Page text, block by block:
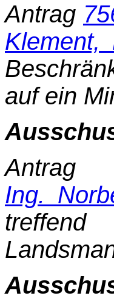
Antrag
Klement,
auf ein
Ing.